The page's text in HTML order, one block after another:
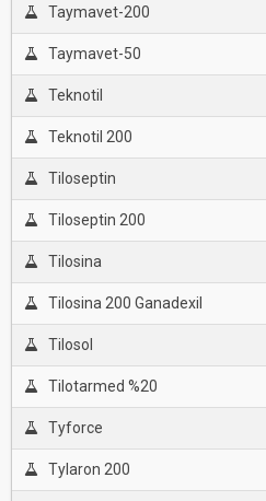
Taymavet-200
Taymavet-50
Teknotil
Teknotil 200
Tiloseptin
Tiloseptin 200
Tilosina
Tilosina 200 Ganadexil
Tilosol
Tilotarmed %20
Tyforce
Tylaron 200